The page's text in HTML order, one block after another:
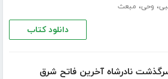
، وحی، مبعث
دانلود کتاب
نادرشاه آخرین فاتح شرق